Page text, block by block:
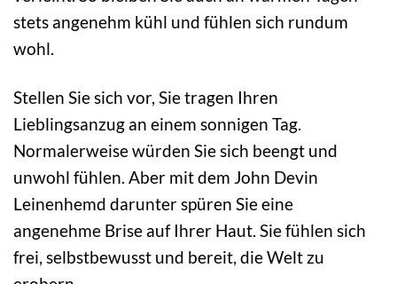
stets angenehm kühl und fühlen sich rundum
wohl.
Stellen Sie sich vor, Sie tragen Ihren
Lieblingsanzug an einem sonnigen Tag.
Normalerweise würden Sie sich beengt und
unwohl fühlen. Aber mit dem John Devin
Leinenhemd darunter spüren Sie eine
angenehme Brise auf Ihrer Haut. Sie fühlen sich
frei, selbstbewusst und bereit, die Welt zu